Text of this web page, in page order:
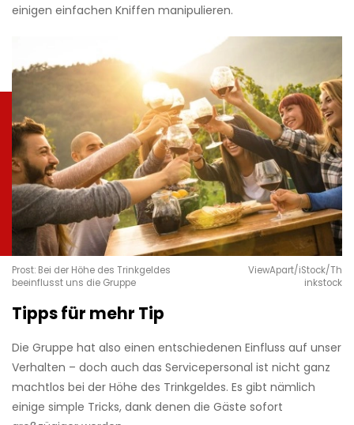
einigen einfachen Kniffen manipulieren.
Prost: Bei der Höhe des Trinkgeldes
beeinflusst uns die Gruppe
ViewApart/iStock/Th
inkstock
Tipps für mehr Tip
Die Gruppe hat also einen entschiedenen Einfluss auf unser
Verhalten – doch auch das Servicepersonal ist nicht ganz
machtlos bei der Höhe des Trinkgeldes. Es gibt nämlich
einige simple Tricks, dank denen die Gäste sofort